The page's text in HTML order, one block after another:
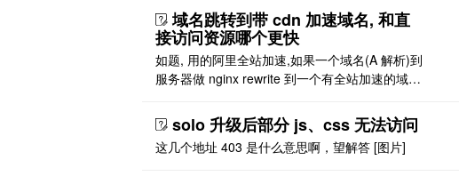
m/ 接入 cloudflare 的方法，本文不做说明，可以
自行百度 [图片] cloudflare 托管了域名解 ..
域名跳转到带 cdn 加速域名, 和直
接访问资源哪个更快
如题, 用的阿里全站加速,如果一个域名(A 解析)到
服务器做 nginx rewrite 到一个有全站加速的域名
资源 哪个更快一些.
solo 升级后部分 js、css 无法访问
这几个地址 403 是什么意思啊，望解答 [图片]